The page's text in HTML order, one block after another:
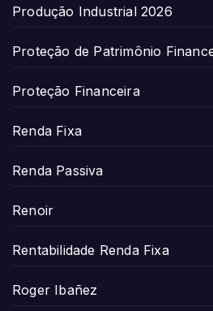
Produção Industrial 2026
Proteção de Patrimônio
Proteção Financeira
Renda Fixa
Renda Passiva
Renoir
Rentabilidade Renda Fixa
Roger Ibañez